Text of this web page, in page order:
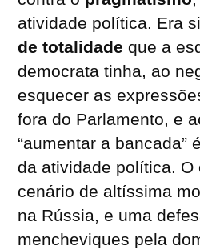
atividade política. Era
de totalidadeque a
democrata tinha, ao
esquecer as
fora do Parlamento, e
“aumentar a bancada”
da atividade política. O
cenário de altíssima
na Rússia, e uma
mencheviques pela